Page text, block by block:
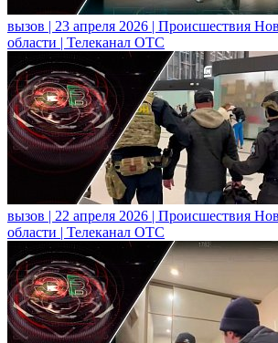
вызов | 23 апреля 2026 | Происшествия
области | Телеканал ОТС
вызов | 22 апреля 2026 | Происшествия
области | Телеканал ОТС